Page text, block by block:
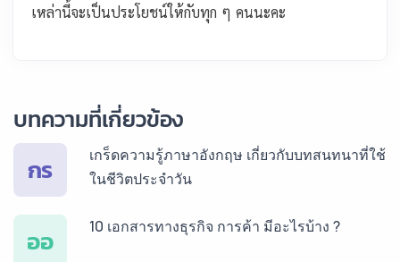
เหล่านี้จะเป็นประโยชน์ให้กับทุก ๆ คนนะคะ
บทความที่เกี่ยวข้อง
กร
เกร็ดความรู้ภาษาอังกฤษ เกี่ยวกับบทสนทนาที่ใช้
ในชีวิตประจำวัน
ออ 10 เอกสารทางธุรกิจ การค้า มีอะไรบ้าง ?